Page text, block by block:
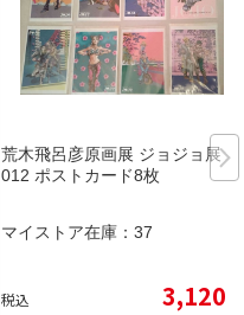
荒木飛呂彦原画展 ジョジョ展 2
012 ポストカード8枚
マイストア在庫： 37
税込 3,120